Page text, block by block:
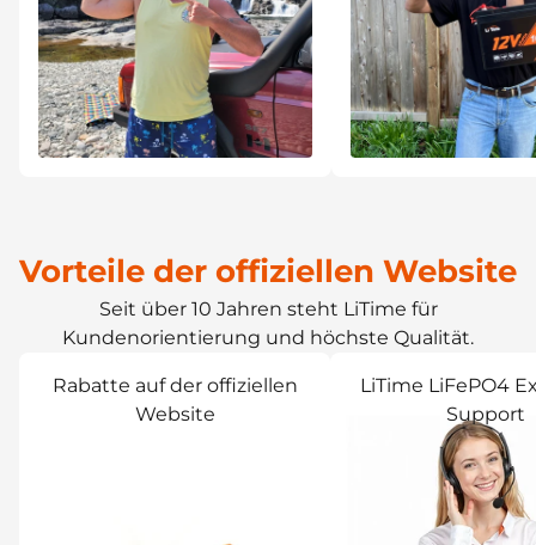
Vorteile der offiziellen Website
Seit über 10 Jahren steht LiTime für
Kundenorientierung und höchste Qualität.
Rabatte auf der offiziellen
Website
LiTime LiFePO4
Support